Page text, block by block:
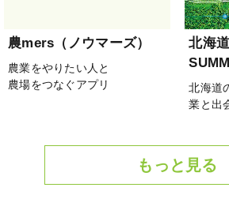
農mers（ノウマーズ）
農業をやりたい人と
農場をつなぐアプリ
北海
北海道
業と出
もっと見る